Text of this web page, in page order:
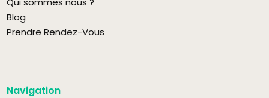
Blog
Prendre Rendez-Vous
Navigation